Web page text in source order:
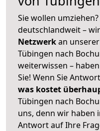
Sie wollen
deutschlandweit –
Netzwerkan
Tübingen nach
weiterwissen –
Sie! Wenn Sie
was kostet
Tübingen nach
uns, denn wir haben
Antwort auf Ihre